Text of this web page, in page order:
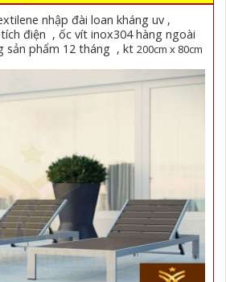
nhập đài loan kháng uv ,
điện , ốc vít inox304 hàng ngoài
sản phẩm 12 tháng , kt200cm x 80cm